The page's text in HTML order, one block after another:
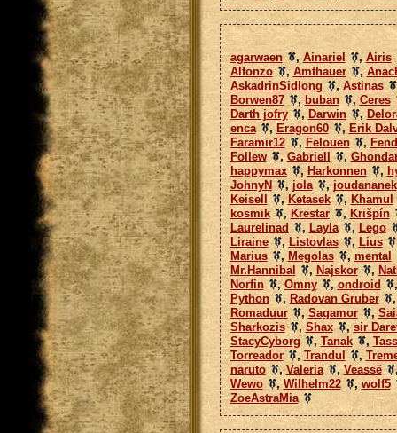
agarwaen , Ainariel ,Airis
Alfonzo
, Amthauer ,
AskadrinSidlong
, Astinas
Borwen87
, buban ,Ceres
Darth jofry
, Darwin ,
enca
, Eragon60 , Erik
Faramir12
, Felouen ,
Follew
,Gabriell ,
happymax
,Harkonnen ,
JohnyN
, jola , joudananek
Keisell
,Ketasek ,Khamul
kosmik
, Krestar , Krišpín
Laurelinad
, Layla ,Lego
Liraine
,Listovlas , Lius
Marius
, Megolas , mental
Mr.Hannibal
, Najskor ,
Norfin
,Omny ,ondroid
Python
, Radovan Gruber
Romaduur
, Sagamor ,
Sharkozis
,Shax ,sir
StacyCyborg
, Tanak , Tass
Torreador
, Trandul ,
naruto
,Valeria ,Veassë
Wewo
, Wilhelm22 , wolf5
ZoeAstraMia